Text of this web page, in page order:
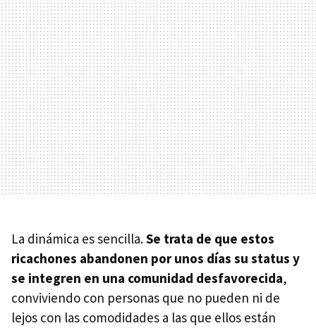
La dinámica es sencilla.Se trata de que estos
ricachones abandonen por unos días su status y
se integren en una comunidad desfavorecida,
conviviendo con personas que no pueden ni de
lejos con las comodidades a las que ellos están